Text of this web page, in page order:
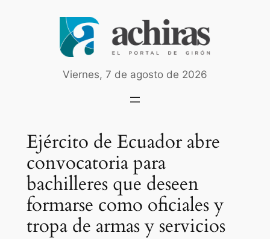
Viernes, 7 de agosto de 2026
Ejército de Ecuador abre
convocatoria para
bachilleres que deseen
formarse como oficiales y
tropa de armas y servicios